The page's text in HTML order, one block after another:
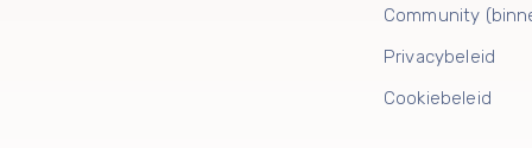
Community
Privacybeleid
Cookiebeleid